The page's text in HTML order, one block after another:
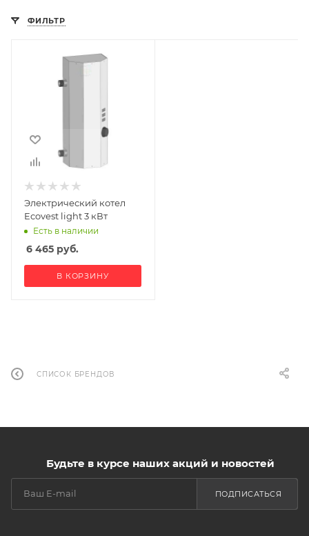
ФИЛЬТР
Электрический котел
Ecovest light 3 кВт
Есть в наличии
6 465 руб.
В КОРЗИНУ
СПИСОК БРЕНДОВ
Будьте в курсе наших акций и новостей
ПОДПИСАТЬСЯ